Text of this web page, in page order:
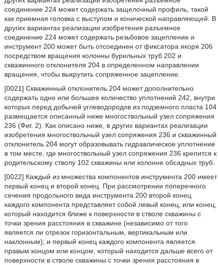
соединение 224 может содержать защелочный профиль, такой
как приемная головка с выступом и конической направляющей. В
других вариантах реализации изобретения разъемное
соединение 224 может содержать резьбовое зацепление и
инструмент 200 может быть отсоединен от фиксатора якоря 206
посредством вращения колонны бурильных труб 202 и
скважинного отклонителя 204 в определенном направлении
вращения, чтобы выкрутить сопряженное зацепление.
[0021] Скважинный отклонитель 204 может дополнительно
содержать одно или большее количество уплотнений 242, внутри
которых перед добычей углеводородов из подземного пласта 104
размещается описанный ниже многоствольный узел сопряжения
236 (Фиг. 2). Как описано ниже, в других вариантах реализации
изобретения многоствольный узел сопряжения 236 и скважинный
отклонитель 204 могут образовывать гидравлическое уплотнение
в том месте, где многоствольный узел сопряжения 236 крепится к
родительскому стволу 102 скважины или колонне обсадных труб.
[0022] Каждый из множества компонентов инструмента 200 имеет
первый конец и второй конец. При рассмотрении поперечного
сечения продольного вида инструмента 200 второй конец
каждого компонента представляет собой левый конец, или конец,
который находится ближе к поверхности в стволе скважины с
точки зрения расстояния в скважине (независимо от того
является ли отрезок горизонтальным, вертикальным или
наклонным); и первый конец каждого компонента является
правым концом или концом, который находится дальше всего от
поверхности в стволе скважины с точки зрения расстояния в